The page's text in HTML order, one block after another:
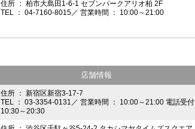
住所 ： 柏市大島田1-6-1 セブンパークアリオ柏 2F
TEL ： 04-7160-8015／ 営業時間 ： 10:00～21:00
店舗情報
住所 ： 新宿区新宿3-17-7
TEL ： 03-3354-0131／ 営業時間 ： 10:00～21:00 電話受付
10:30～20:30